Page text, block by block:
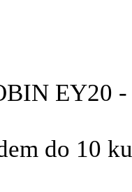
EY20
do 10